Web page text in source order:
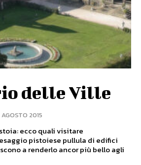
delle Ville
AGOSTO 2015
ecco quali visitare
a renderlo ancor più bello agli